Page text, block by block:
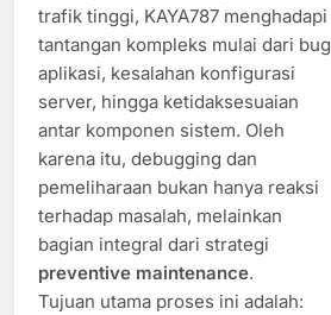
trafik tinggi, KAYA787 menghadapi
tantangan kompleks mulai dari bug
aplikasi, kesalahan konfigurasi
server, hingga ketidaksesuaian
antar komponen sistem. Oleh
karena itu, debugging dan
pemeliharaan bukan hanya reaksi
terhadap masalah, melainkan
bagian integral dari strategi
preventive maintenance.
Tujuan utama proses ini adalah: